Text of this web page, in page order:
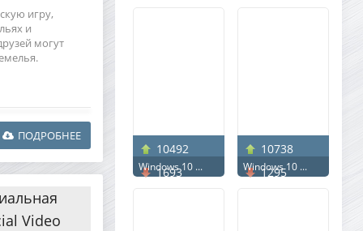
игру,
и
могут
ПОДРОБНЕЕ
Video
10492
1693
Windows 10 ...
10738
1295
Windows 10 ...